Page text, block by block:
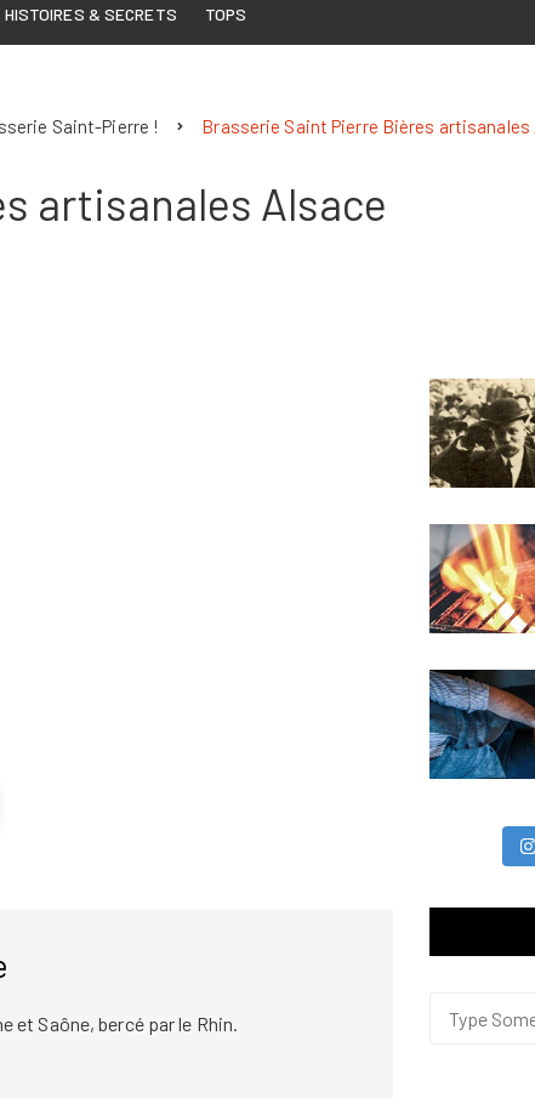
HISTOIRES & SECRETS TOPS
Saint-Pierre ! Brasserie Saint Pierre Bières artisanales
artisanales Alsace
et Saône, bercé par le Rhin.